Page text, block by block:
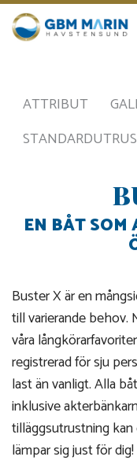
ATTRIBUT
EN BÅT SOM
Buster X är en
till varierande behov.
våra
registrerad för sju
last än vanligt. Alla
inklusive
tilläggsutrustning
lämpar sig just för dig!